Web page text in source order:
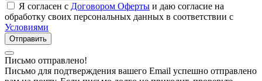
Я согласен с Договором Оферты и даю согласие на
обработку своих персональных данных в соответствии с
Условиями
Отправить
Письмо отправлено!
Письмо для подтверждения вашего Email успешно отправлено